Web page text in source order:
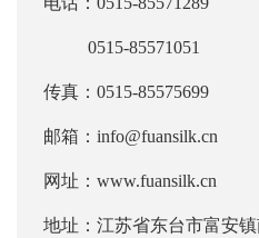
0515-85571051
传真：0515-85575699
邮箱：info@fuansilk.cn
网址：www.fuansilk.cn
地址：江苏省东台市富安